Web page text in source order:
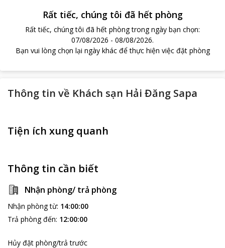
Rất tiếc, chúng tôi đã hết phòng
Rất tiếc, chúng tôi đã hết phòng trong ngày bạn chọn:
07/08/2026 - 08/08/2026.
Bạn vui lòng chọn lại ngày khác để thực hiện việc đặt phòng
Thông tin về Khách sạn Hải Đăng Sapa
Tiện ích xung quanh
Thông tin cần biết
Nhận phòng/ trả phòng
Nhận phòng từ: 14:00:00
Trả phòng đến: 12:00:00
Hủy đặt phòng/trả trước